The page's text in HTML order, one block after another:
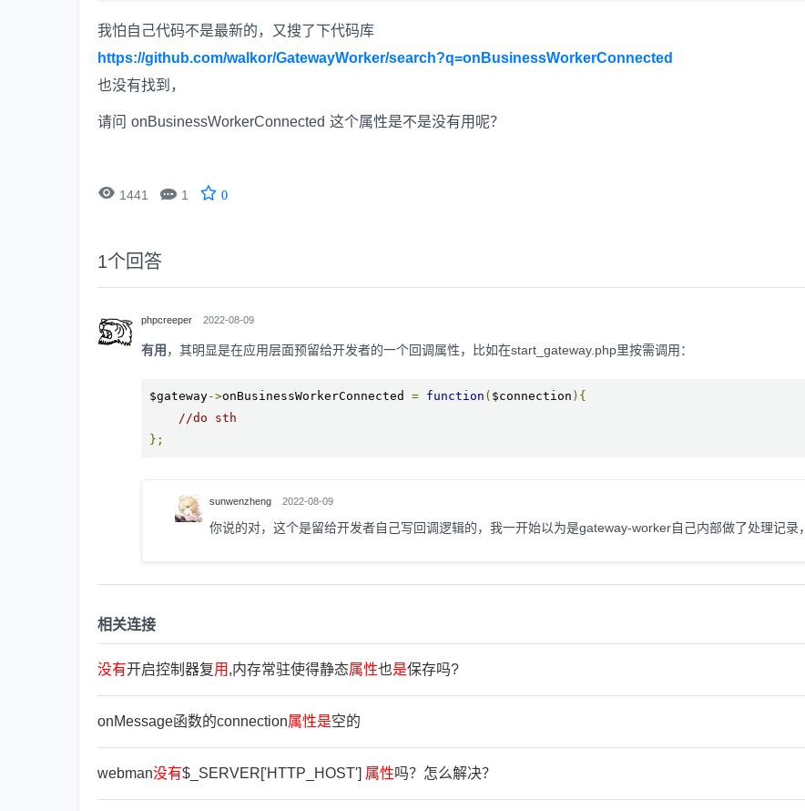
我怕自己代码不是最新的，又搜了下代码库
https://github.com/walkor/GatewayWorker/search?q=onBusinessWorkerConnected
也没有找到，
请问 onBusinessWorkerConnected 这个属性是不是没有用呢？
 1441  1 0
1个回答
phpcreeper 2022-08-09
有用 ，其明显是在应用层面预留给开发者的一个回调属性，比如在start_gateway.php里按需调用：
$gateway->onBusinessWorkerConnected = function ( $connection ){
//do sth
};
sunwenzheng 2022-08-09
你说的对，这个是留给开发者自己写回调逻辑的，我一开始以为是gateway-worker自己内部做了处理记录，
相关连接
没有开启控制器复用 ,内存常驻使得静态属性也是保存吗?
onMessage函数的connection属性是空的
webman没有$_SERVER['HTTP_HOST'] 属性吗？怎么解决？